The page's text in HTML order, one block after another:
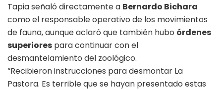
Tapia señaló directamente a Bernardo Bichara
como el responsable operativo de los movimientos
de fauna, aunque aclaró que también hubo órdenes
superiores para continuar con el
desmantelamiento del zoológico.
“Recibieron instrucciones para desmontar La
Pastora. Es terrible que se hayan presentado estas